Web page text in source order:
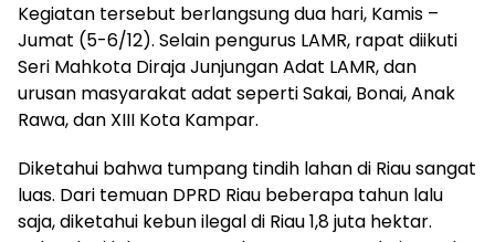
Kegiatan tersebut berlangsung dua hari, Kamis –
Jumat (5-6/12). Selain pengurus LAMR, rapat diikuti
Seri Mahkota Diraja Junjungan Adat LAMR, dan
urusan masyarakat adat seperti Sakai, Bonai, Anak
Rawa, dan XIII Kota Kampar.
Diketahui bahwa tumpang tindih lahan di Riau sangat
luas. Dari temuan DPRD Riau beberapa tahun lalu
saja, diketahui kebun ilegal di Riau 1,8 juta hektar.